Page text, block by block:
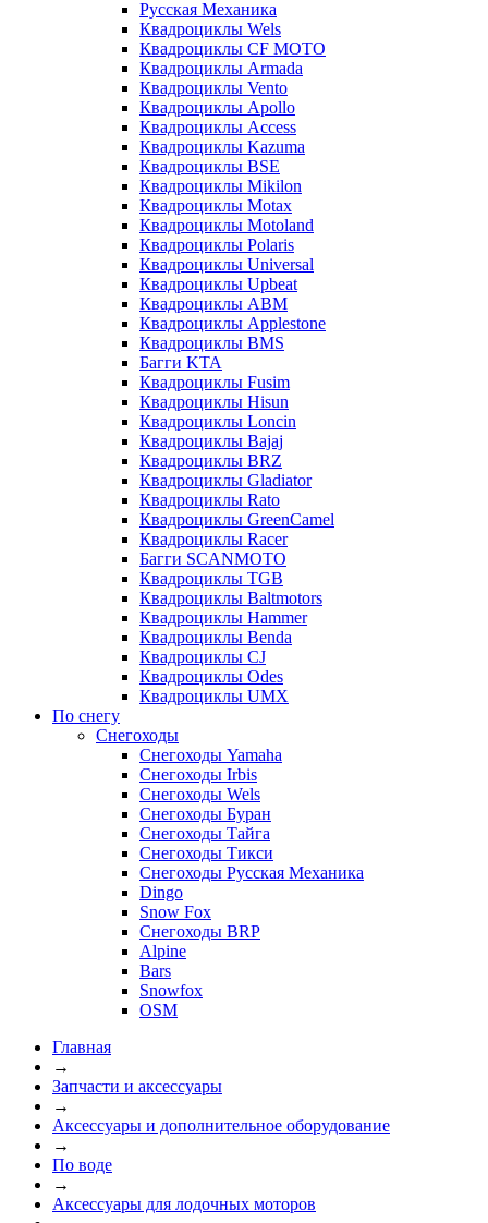
Русская Механика
Квадроциклы Wels
Квадроциклы CF MOTO
Квадроциклы Armada
Квадроциклы Vento
Квадроциклы Apollo
Квадроциклы Access
Квадроциклы Kazuma
Квадроциклы BSE
Квадроциклы Mikilon
Квадроциклы Motax
Квадроциклы Motoland
Квадроциклы Polaris
Квадроциклы Universal
Квадроциклы Upbeat
Квадроциклы ABM
Квадроциклы Applestone
Квадроциклы BMS
Багги KTA
Квадроциклы Fusim
Квадроциклы Hisun
Квадроциклы Loncin
Квадроциклы Bajaj
Квадроциклы BRZ
Квадроциклы Gladiator
Квадроциклы Rato
Квадроциклы GreenCamel
Квадроциклы Racer
Багги SCANMOTO
Квадроциклы TGB
Квадроциклы Baltmotors
Квадроциклы Hammer
Квадроциклы Benda
Квадроциклы CJ
Квадроциклы Odes
Квадроциклы UMX
По снегу
Снегоходы
Снегоходы Yamaha
Снегоходы Irbis
Снегоходы Wels
Снегоходы Буран
Снегоходы Тайга
Снегоходы Тикси
Снегоходы Русская Механика
Dingo
Snow Fox
Снегоходы BRP
Alpine
Bars
Snowfox
OSM
Главная
→
Запчасти и аксессуары
→
Аксессуары и дополнительное оборудование
→
По воде
→
Аксессуары для лодочных моторов